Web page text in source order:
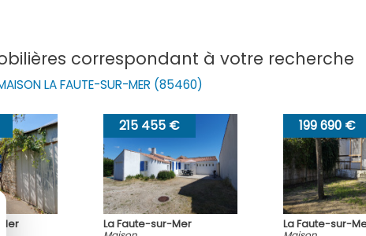
correspondant à votre recherche
LA FAUTE-SUR-MER (85460)
455 €
sur-Mer
199 690 €
La Faute-sur-Mer La